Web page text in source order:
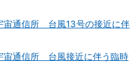
宙通信所 台風13号の接近に伴
宙通信所 台風接近に伴う臨時